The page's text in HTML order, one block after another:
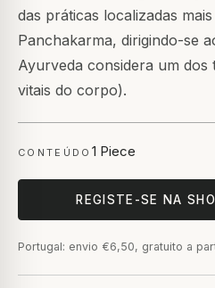
das práticas localizadas
Panchakarma, dirigindo-se
Ayurveda considera um
vitais do corpo).
CONTEÚDO 1 Piece
REGISTE-SE NA
Portugal: envio €6,50, gratuito a